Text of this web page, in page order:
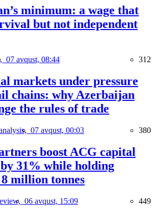
minimum: a wage that
but not independent
07 avqust, 08:44 312
markets under pressure
chains: why Azerbaijan
the rules of trade
07 avqust, 00:03 380
boost ACG capital
31% while holding
million tonnes
06 avqust, 15:09 449